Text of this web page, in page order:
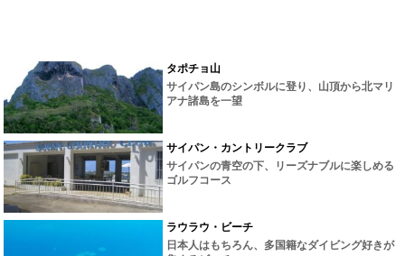
タポチョ山
サイパン島のシンボルに登り、山頂から北マリ
アナ諸島を一望
サイパン・カントリークラブ
サイパンの青空の下、リーズナブルに楽しめる
ゴルフコース
ラウラウ・ビーチ
日本人はもちろん、多国籍なダイビング好きが